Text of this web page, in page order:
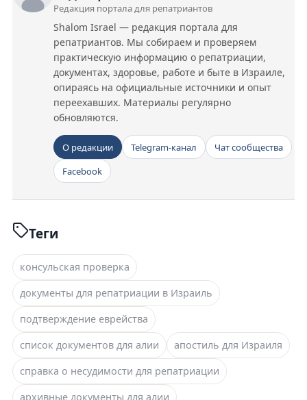
Редакция портала для репатриантов
Shalom Israel — редакция портала для
репатриантов. Мы собираем и проверяем
практическую информацию о репатриации,
документах, здоровье, работе и быте в Израиле,
опираясь на официальные источники и опыт
переехавших. Материалы регулярно
обновляются.
О редакции Telegram-канал
Чат сообщества
Facebook
Теги
консульская проверка
документы для репатриации в Израиль
подтверждение еврейства
список документов для алии
апостиль для Израиля
справка о несудимости для репатриации
архивные документы для алии